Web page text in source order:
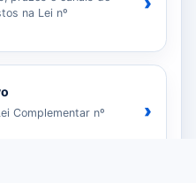
na Lei nº
Complementar nº
›